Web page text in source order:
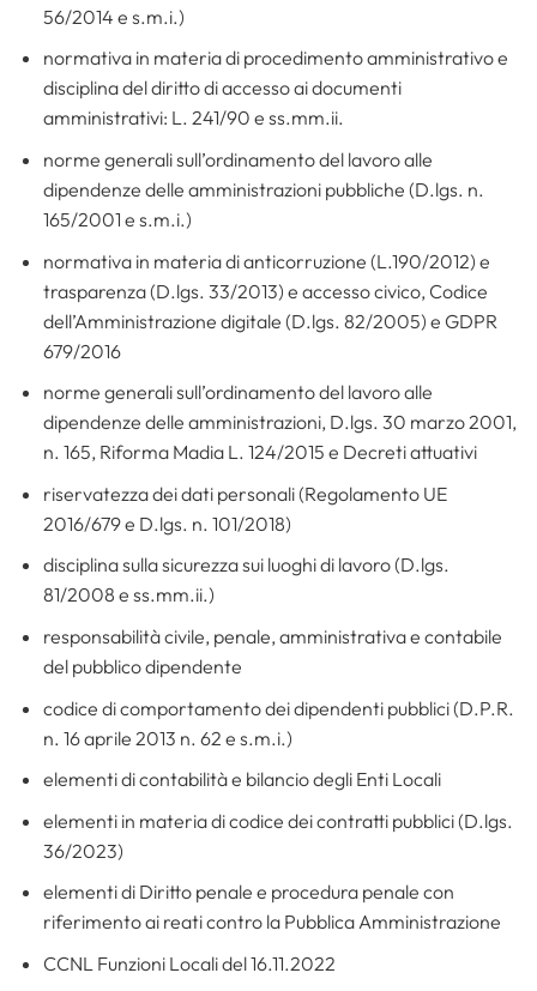
56/2014 e s.m.i.)
normativa in materia di procedimento amministrativo e
disciplina del diritto di accesso ai documenti
amministrativi: L. 241/90 e ss.mm.ii.
norme generali sull’ordinamento del lavoro alle
dipendenze delle amministrazioni pubbliche (D.lgs. n.
165/2001 e s.m.i.)
normativa in materia di anticorruzione (L.190/2012) e
trasparenza (D.lgs. 33/2013) e accesso civico, Codice
dell’Amministrazione digitale (D.lgs. 82/2005) e GDPR
679/2016
norme generali sull’ordinamento del lavoro alle
dipendenze delle amministrazioni, D.lgs. 30 marzo 2001,
n. 165, Riforma Madia L. 124/2015 e Decreti attuativi
riservatezza dei dati personali (Regolamento UE
2016/679 e D.lgs. n. 101/2018)
disciplina sulla sicurezza sui luoghi di lavoro (D.lgs.
81/2008 e ss.mm.ii.)
responsabilità civile, penale, amministrativa e contabile
del pubblico dipendente
codice di comportamento dei dipendenti pubblici (D.P.R.
n. 16 aprile 2013 n. 62 e s.m.i.)
elementi di contabilità e bilancio degli Enti Locali
elementi in materia di codice dei contratti pubblici (D.lgs.
36/2023)
elementi di Diritto penale e procedura penale con
riferimento ai reati contro la Pubblica Amministrazione
CCNL Funzioni Locali del 16.11.2022